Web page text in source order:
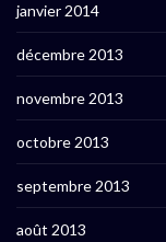
janvier 2014
décembre 2013
novembre 2013
octobre 2013
septembre 2013
août 2013